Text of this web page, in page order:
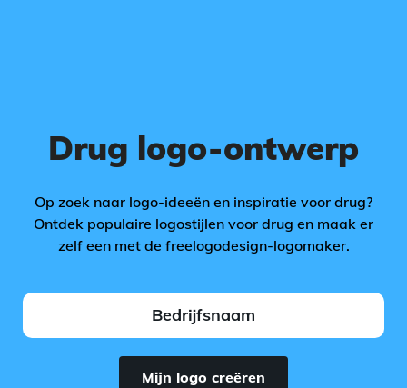
Drug logo-ontwerp
Op zoek naar logo-ideeën en inspiratie voor drug?
Ontdek populaire logostijlen voor drug en maak er
zelf een met de freelogodesign-logomaker.
Mijn logo creëren